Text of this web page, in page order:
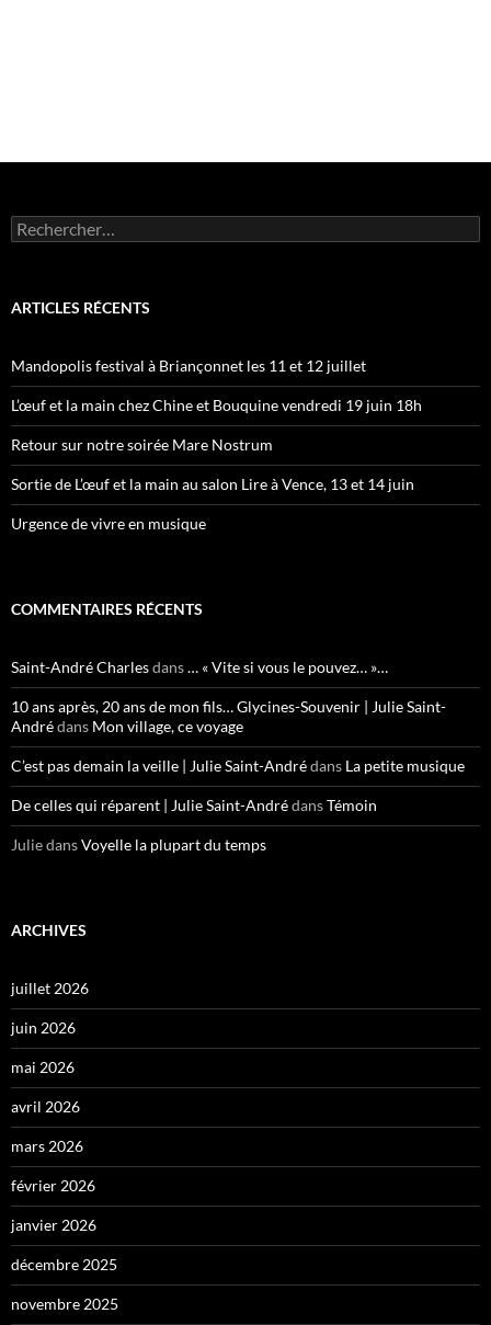
Rechercher :
ARTICLES RÉCENTS
Mandopolis festival à Briançonnet les 11 et 12 juillet
L’œuf et la main chez Chine et Bouquine vendredi 19 juin 18h
Retour sur notre soirée Mare Nostrum
Sortie de L’œuf et la main au salon Lire à Vence, 13 et 14 juin
Urgence de vivre en musique
COMMENTAIRES RÉCENTS
Saint-André Charlesdans… « Vite si vous le pouvez… »…
10 ans après, 20 ans de mon fils… Glycines-Souvenir | Julie Saint-
Andrédans Mon village, ce voyage
C’est pas demain la veille | Julie Saint-Andrédans La petite musique
De celles qui réparent | Julie Saint-AndrédansTémoin
JuliedansVoyelle la plupart du temps
ARCHIVES
juillet 2026
juin 2026
mai 2026
avril 2026
mars 2026
février 2026
janvier 2026
décembre 2025
novembre 2025